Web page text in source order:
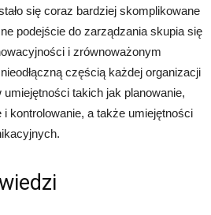
się coraz bardziej skomplikowane
podejście do zarządzania skupia się
i zrównoważonym
częścią każdej organizacji
takich jak planowanie,
kontrolowanie, a także umiejętności